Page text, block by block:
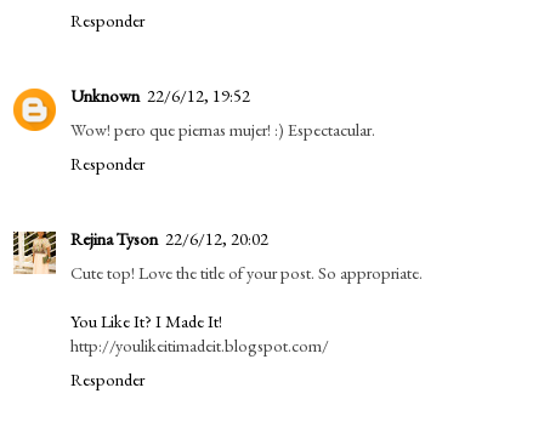
Responder
Unknown 22/6/12, 19:52
Wow! pero que piernas mujer! :) Espectacular.
Responder
Rejina Tyson 22/6/12, 20:02
Cute top! Love the title of your post. So appropriate.
You Like It? I Made It!
http://youlikeitimadeit.blogspot.com/
Responder